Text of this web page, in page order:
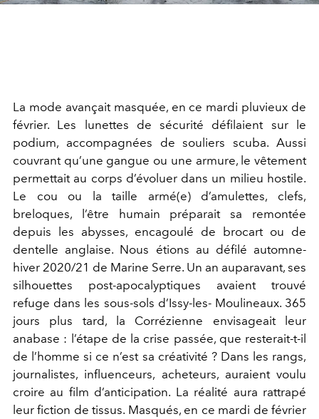
La mode avançait masquée, en ce mardi pluvieux de
février. Les lunettes de sécurité défilaient sur le
podium, accompagnées de souliers scuba. Aussi
couvrant qu’une gangue ou une armure, le vêtement
permettait au corps d’évoluer dans un milieu hostile.
Le cou ou la taille armé(e) d’amulettes, clefs,
breloques, l’être humain préparait sa remontée
depuis les abysses, encagoulé de brocart ou de
dentelle anglaise. Nous étions au défilé automne-
hiver 2020/21 de Marine Serre. Un an auparavant, ses
silhouettes post-apocalyptiques avaient trouvé
refuge dans les sous-sols d’Issy-les- Moulineaux. 365
jours plus tard, la Corrézienne envisageait leur
anabase : l’étape de la crise passée, que resterait-t-il
de l’homme si ce n’est sa créativité ? Dans les rangs,
journalistes, influenceurs, acheteurs, auraient voulu
croire au film d’anticipation. La réalité aura rattrapé
leur fiction de tissus. Masqués, en ce mardi de février